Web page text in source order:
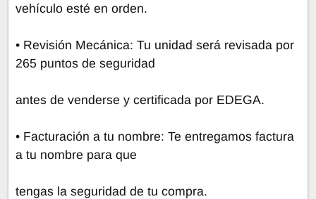
vehículo esté en orden.
• Revisión Mecánica: Tu unidad será revisada por
265 puntos de seguridad
antes de venderse y certificada por EDEGA.
• Facturación a tu nombre: Te entregamos factura
a tu nombre para que
tengas la seguridad de tu compra.